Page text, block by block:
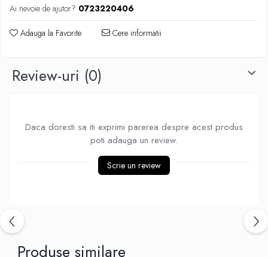
Piese rezerva
Piese sah electronice
Piese Sah Tematice
Sah Magnetic India
Set Sah + Table/backgammon
Step 1
Step 1
Step 2
Ai nevoie de ajutor? 0723220406
Adauga la Favorite Cere informatii
Review-uri (0)
Daca doresti sa iti exprimi parerea despre acest produs
poti adauga un review.
Scrie un review
Produse similare